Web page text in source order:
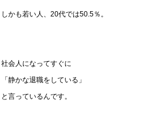
しかも若い人、20代では50.5％。
社会人になってすぐに
「静かな退職をしている」
と言っているんです。